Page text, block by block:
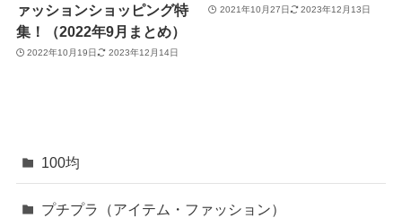
ァッションショッピング特
集！（2022年9月まとめ）
2022年10月19日 2023年12月14日
2021年10月27日 2023年12月13日
100均
プチプラ（アイテム・ファッション）